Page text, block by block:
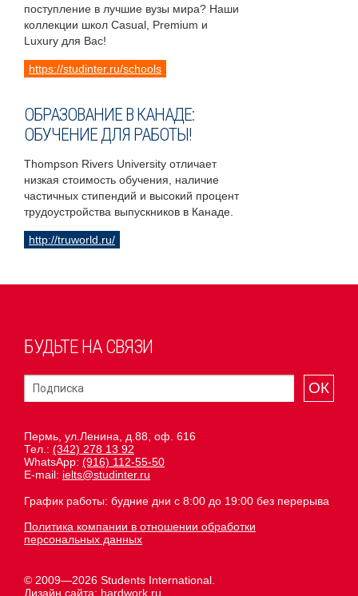
поступление в лучшие вузы мира? Наши
коллекции школ Casual, Premium и
Luxury для Вас!
https://studinter.ru/schools
ОБРАЗОВАНИЕ В КАНАДЕ:
ОБУЧЕНИЕ ДЛЯ РАБОТЫ!
Thompson Rivers University отличает
низкая стоимость обучения, наличие
частичных стипендий и высокий процент
трудоустройства выпускников в Канаде.
http://truworld.ru/
БУДЬТЕ НА СВЯЗИ
ОК
Пермь, ул.Ленина, д.88, оф. 616
Тел.: (342) 278 13 92
WhatsApp: (916) 112-55-50
E-mail: ielts@studinter.ru
График работы: будние дни с 8:00 до 19:00 без перерыва
Политика компании в отношении обработки
персональных данных
© 2009—2026 Students International.
Дизайн сайта: hardwork.ru